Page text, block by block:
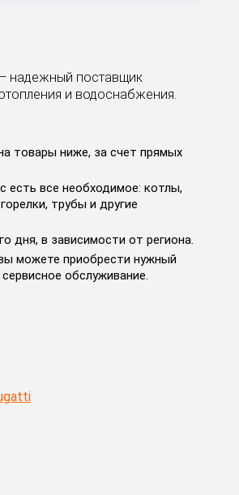
надежный поставщик
и водоснабжения.
товары ниже, за счет прямых
есть все необходимое: котлы,
трубы и другие
дня, в зависимости от региона.
можете приобрести нужный
обслуживание.